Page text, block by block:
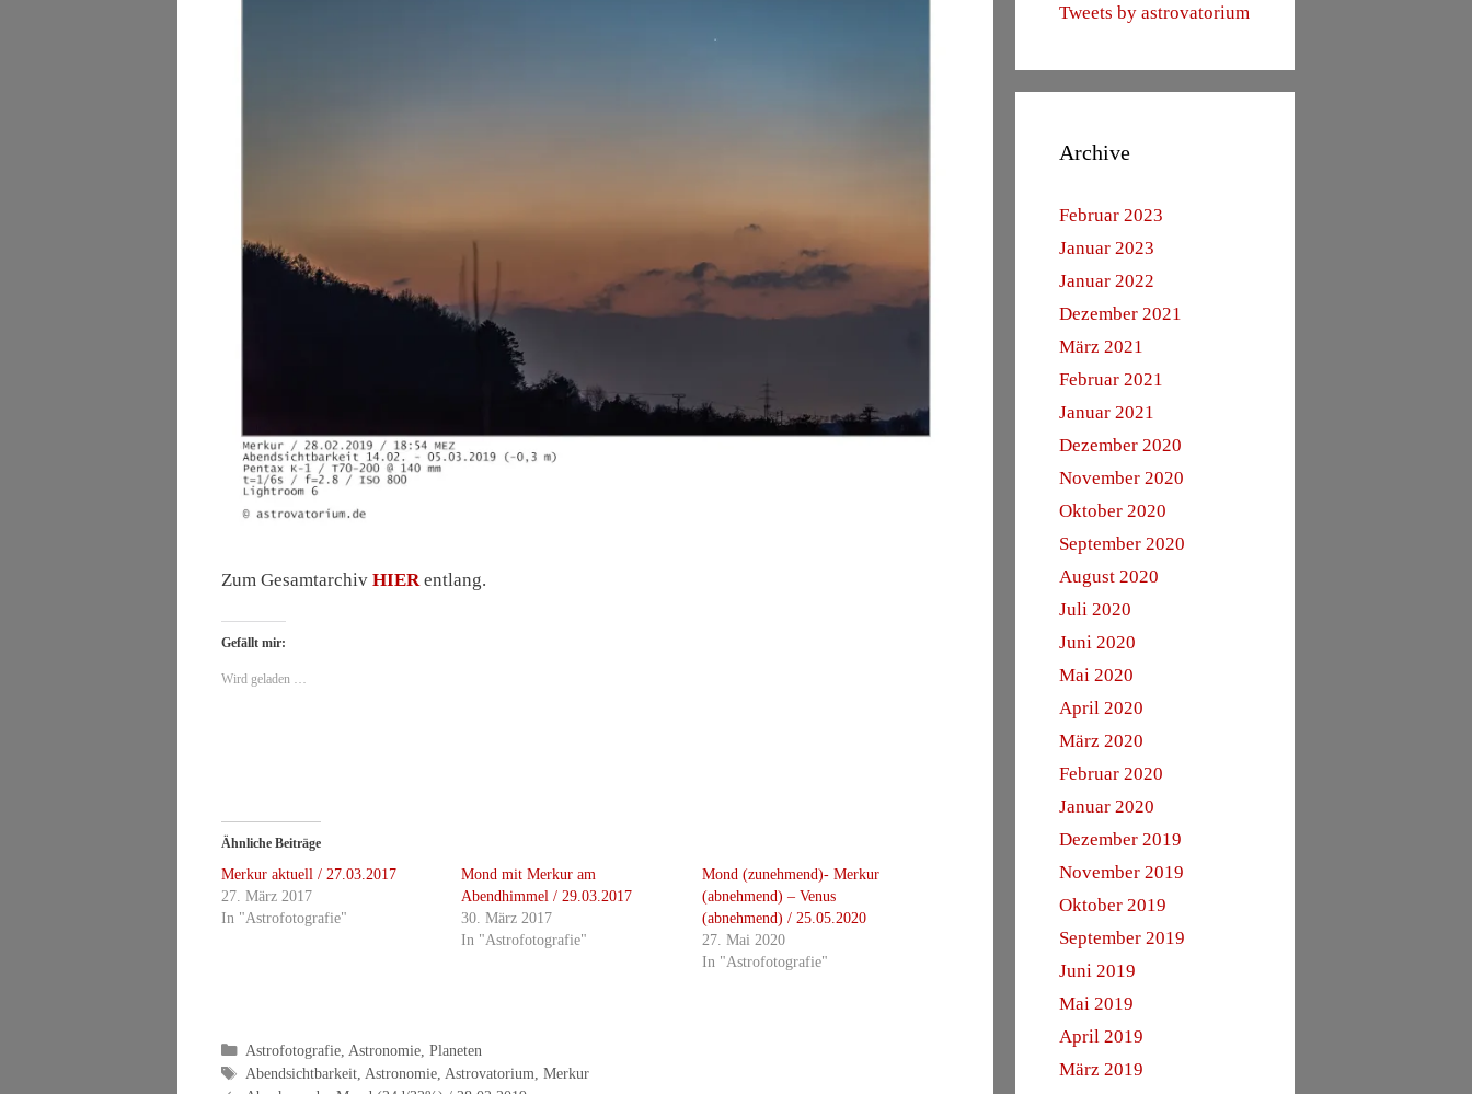
Zum Gesamtarchiv HIER entlang.
Gefällt mir:
Wird geladen …
Ähnliche Beiträge
Merkur aktuell / 27.03.2017
27. März 2017
In "Astrofotografie"
Mond mit Merkur am
Abendhimmel / 29.03.2017
30. März 2017
In "Astrofotografie"
Mond (zunehmend)- Merkur
(abnehmend) – Venus
(abnehmend) / 25.05.2020
27. Mai 2020
In "Astrofotografie"
Kategorien
Astrofotografie, Astronomie, Planeten
Schlagwörter
Abendsichtbarkeit, Astronomie, Astrovatorium Merkur
Tweets by astrovatorium
Archive
Februar 2023
Januar 2023
Januar 2022
Dezember 2021
März 2021
Februar 2021
Januar 2021
Dezember 2020
November 2020
Oktober 2020
September 2020
August 2020
Juli 2020
Juni 2020
Mai 2020
April 2020
März 2020
Februar 2020
Januar 2020
Dezember 2019
November 2019
Oktober 2019
September 2019
Juni 2019
Mai 2019
April 2019
März 2019